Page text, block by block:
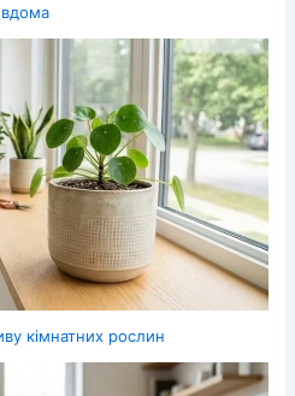
вдома
кімнатних рослин